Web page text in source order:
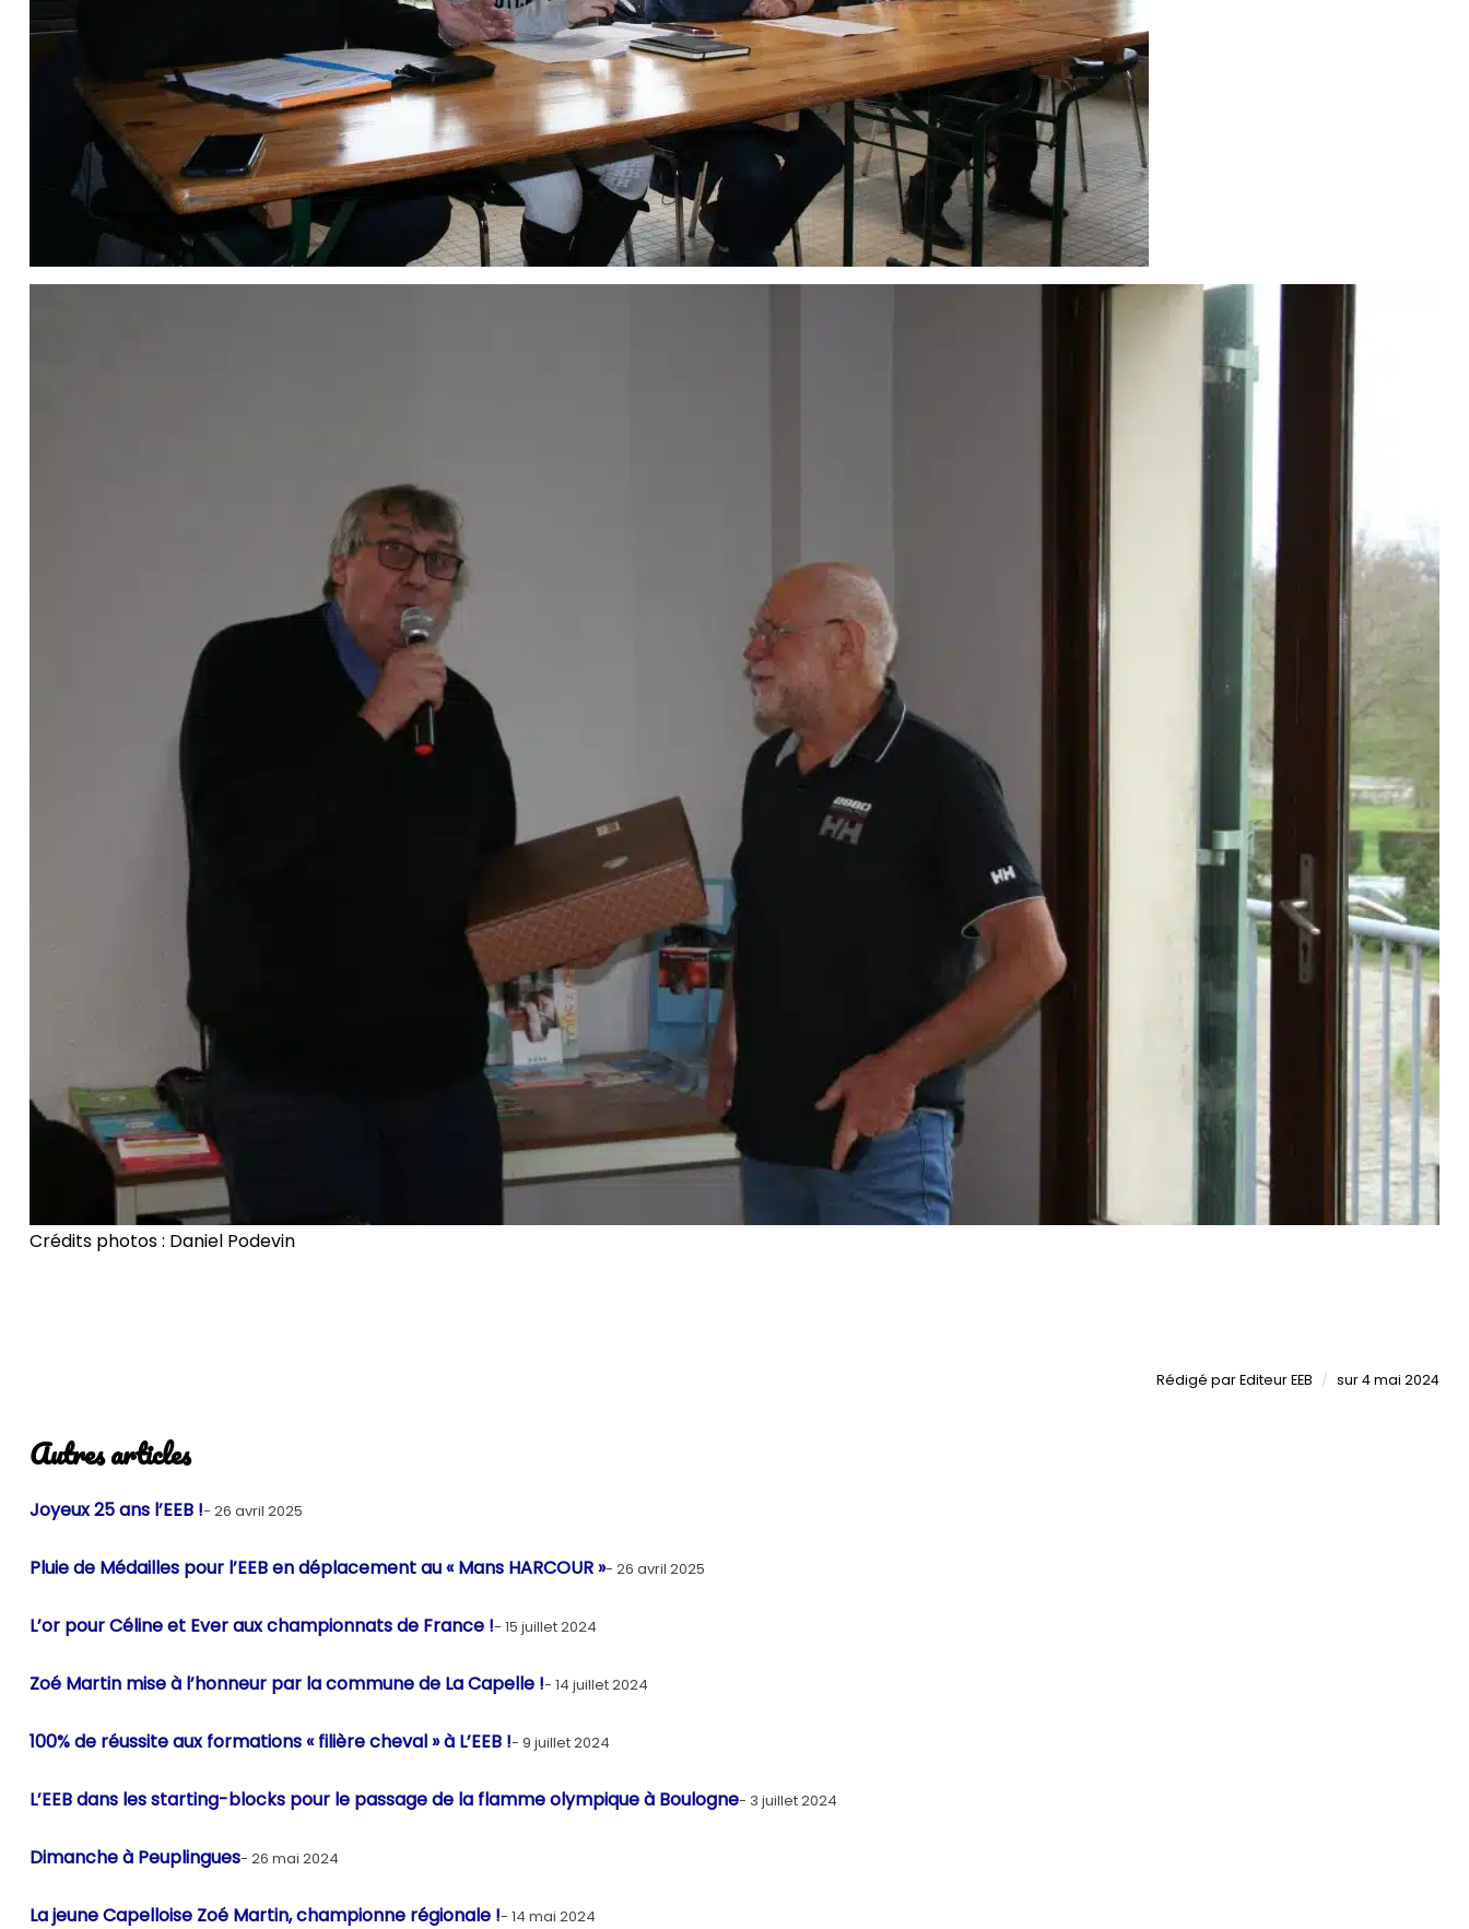
Crédits photos : Daniel Podevin
RédigéparEditeur EEB surPublié
4 mai 2024
Autres articles
Joyeux 25 ans l’EEB ! 26 avril 2025
Pluie de Médailles pour l’EEB en déplacement au « Mans HARCOUR » 26 avril 2025
L’or pour Céline et Ever aux championnats de France ! 15 juillet 2024
Zoé Martin mise à l’honneur par la commune de La Capelle ! 14 juillet 2024
100% de réussite aux formations « filière cheval » à L’EEB ! 9 juillet 2024
L’EEB dans les starting-blocks pour le passage de la flamme olympique à Boulogne 3 juillet 2024
Dimanche à Peuplingues 26 mai 2024
La jeune Capelloise Zoé Martin, championne régionale ! 14 mai 2024